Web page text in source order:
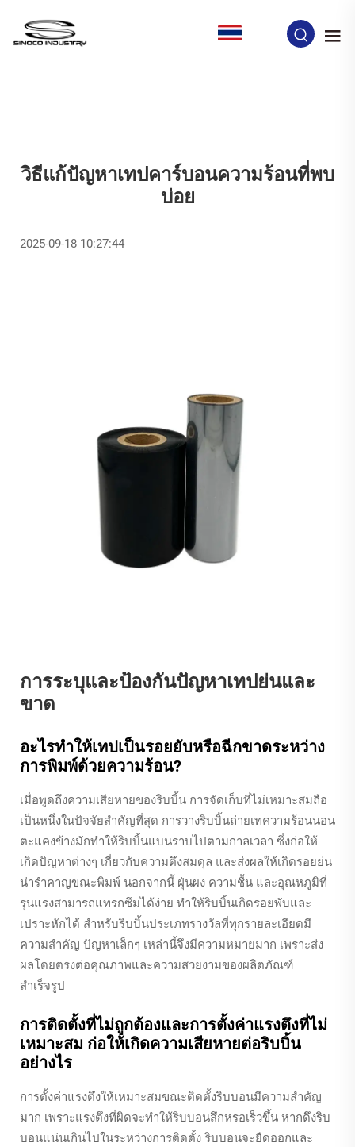
วิธีแก้ปัญหาเทปคาร์บอนความร้อนที่พบ
บ่อย
2025-09-18 10:27:44
การระบุและป้องกันปัญหาเทปย่นและ
ขาด
อะไรทำให้เทปเป็นรอยยับหรือฉีกขาดระหว่าง
การพิมพ์ด้วยความร้อน?
เมื่อพูดถึงความเสียหายของริบบิ้น การจัดเก็บที่ไม่เหมาะสมถือ
เป็นหนึ่งในปัจจัยสำคัญที่สุด การวางริบบิ้นถ่ายเทความร้อนนอน
ตะแคงข้างมักทำให้ริบบิ้นแบนราบไปตามกาลเวลา ซึ่งก่อให้
เกิดปัญหาต่างๆ เกี่ยวกับความตึงสมดุล และส่งผลให้เกิดรอยย่น
น่ารำคาญขณะพิมพ์ นอกจากนี้ ฝุ่นผง ความชื้น และอุณหภูมิที่
รุนแรงสามารถแทรกซึมได้ง่าย ทำให้ริบบิ้นเกิดรอยพับและ
เปราะหักได้ สำหรับริบบิ้นประเภทรางวัลที่ทุกรายละเอียดมี
ความสำคัญ ปัญหาเล็กๆ เหล่านี้จึงมีความหมายมาก เพราะส่ง
ผลโดยตรงต่อคุณภาพและความสวยงามของผลิตภัณฑ์
สำเร็จรูป
การติดตั้งที่ไม่ถูกต้องและการตั้งค่าแรงตึงที่ไม่
เหมาะสม ก่อให้เกิดความเสียหายต่อริบบิ้น
อย่างไร
การตั้งค่าแรงตึงให้เหมาะสมขณะติดตั้งริบบอนมีความสำคัญ
มาก เพราะแรงตึงที่ผิดจะทำให้ริบบอนสึกหรอเร็วขึ้น หากดึงริบ
บอนแน่นเกินไปในระหว่างการติดตั้ง ริบบอนจะยืดออกและ